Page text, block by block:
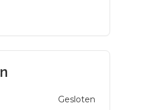
Gesloten